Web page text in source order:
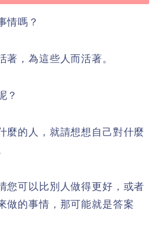
情嗎？
著，為這些人而活著。
？
麼的人，就請想想自己對什麼
您可以比別人做得更好，或者
做的事情，那可能就是答案